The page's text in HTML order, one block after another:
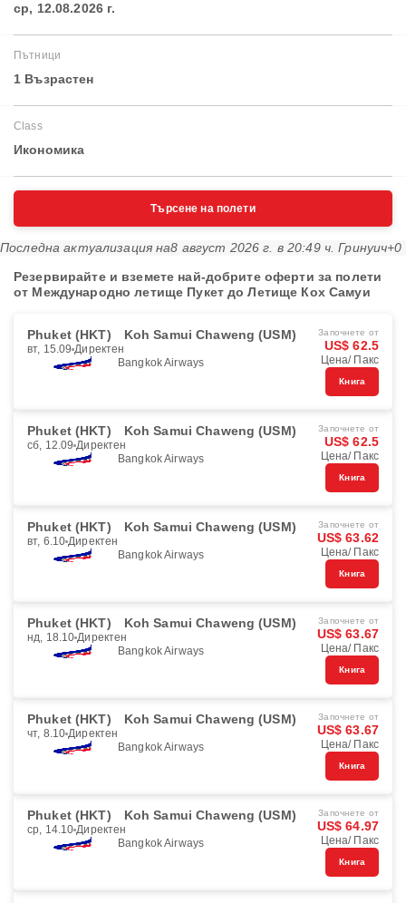
ср, 12.08.2026 г.
Пътници
1 Възрастен
Class
Икономика
Търсене на полети
Последна актуализация на8 август 2026 г. в 20:49 ч. Гринуич+0
Резервирайте и вземете най-добрите оферти за полети
от Международно летище Пукет до Летище Кох Самуи
Phuket (HKT) Koh Samui Chaweng (USM)
вт, 15.09 Директен
Bangkok Airways
Започнете от
US$ 62.5
Цена/ Пакс
Книга
Phuket (HKT) Koh Samui Chaweng (USM)
сб, 12.09 Директен
Bangkok Airways
Започнете от
US$ 62.5
Цена/ Пакс
Книга
Phuket (HKT) Koh Samui Chaweng (USM)
вт, 6.10 Директен
Bangkok Airways
Започнете от
US$ 63.62
Цена/ Пакс
Книга
Phuket (HKT) Koh Samui Chaweng (USM)
нд, 18.10 Директен
Bangkok Airways
Започнете от
US$ 63.67
Цена/ Пакс
Книга
Phuket (HKT) Koh Samui Chaweng (USM)
чт, 8.10 Директен
Bangkok Airways
Започнете от
US$ 63.67
Цена/ Пакс
Книга
Phuket (HKT) Koh Samui Chaweng (USM)
ср, 14.10 Директен
Bangkok Airways
Започнете от
US$ 64.97
Цена/ Пакс
Книга